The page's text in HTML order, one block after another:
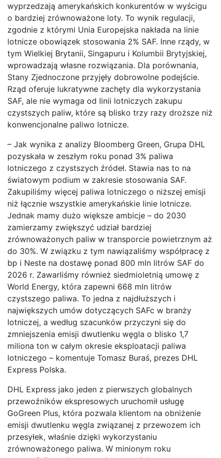
wyprzedzają amerykańskich konkurentów w wyścigu
o bardziej zrównoważone loty. To wynik regulacji,
zgodnie z którymi Unia Europejska nakłada na linie
lotnicze obowiązek stosowania 2% SAF. Inne rządy, w
tym Wielkiej Brytanii, Singapuru i Kolumbii Brytyjskiej,
wprowadzają własne rozwiązania. Dla porównania,
Stany Zjednoczone przyjęły dobrowolne podejście.
Rząd oferuje lukratywne zachęty dla wykorzystania
SAF, ale nie wymaga od linii lotniczych zakupu
czystszych paliw, które są blisko trzy razy droższe niż
konwencjonalne paliwo lotnicze.
– Jak wynika z analizy Bloomberg Green, Grupa DHL
pozyskała w zeszłym roku ponad 3% paliwa
lotniczego z czystszych źródeł. Stawia nas to na
światowym podium w zakresie stosowania SAF.
Zakupiliśmy więcej paliwa lotniczego o niższej emisji
niż łącznie wszystkie amerykańskie linie lotnicze.
Jednak mamy dużo większe ambicje – do 2030
zamierzamy zwiększyć udział bardziej
zrównoważonych paliw w transporcie powietrznym aż
do 30%. W związku z tym nawiązaliśmy współpracę z
bp i Neste na dostawę ponad 800 mln litrów SAF do
2026 r. Zawarliśmy również siedmioletnią umowę z
World Energy, która zapewni 668 mln litrów
czystszego paliwa. To jedna z najdłuższych i
największych umów dotyczących SAFc w branży
lotniczej, a według szacunków przyczyni się do
zmniejszenia emisji dwutlenku węgla o blisko 1,7
miliona ton w całym okresie eksploatacji paliwa
lotniczego – komentuje Tomasz Buraś, prezes DHL
Express Polska.
DHL Express jako jeden z pierwszych globalnych
przewoźników ekspresowych uruchomił usługę
GoGreen Plus, która pozwala klientom na obniżenie
emisji dwutlenku węgla związanej z przewozem ich
przesyłek, właśnie dzięki wykorzystaniu
zrównoważonego paliwa. W minionym roku